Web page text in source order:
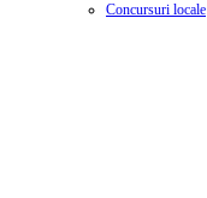
Concursuri locale